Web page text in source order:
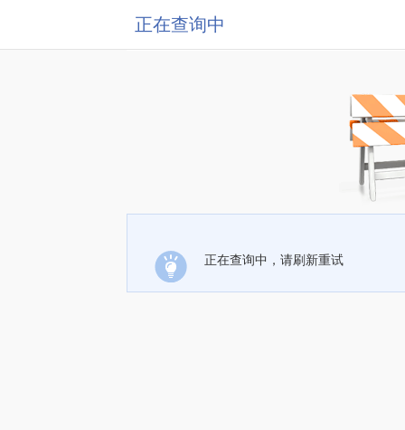
正在查询中
正在查询中，请刷新重试